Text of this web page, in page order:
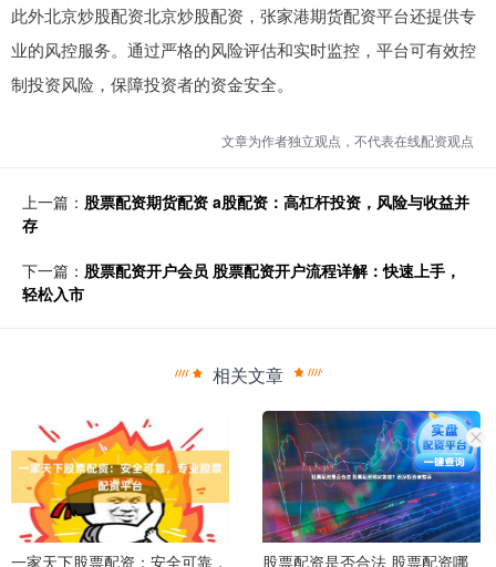
此外北京炒股配资北京炒股配资，张家港期货配资平台还提供专
业的风控服务。通过严格的风险评估和实时监控，平台可有效控
制投资风险，保障投资者的资金安全。
文章为作者独立观点，不代表在线配资观点
上一篇： 股票配资期货配资 a股配资：高杠杆投资，风险与收益并
存
下一篇： 股票配资开户会员 股票配资开户流程详解：快速上手，
轻松入市
相关文章
一家天下股票配资：安全可靠，
股票配资是否合法 股票配资哪